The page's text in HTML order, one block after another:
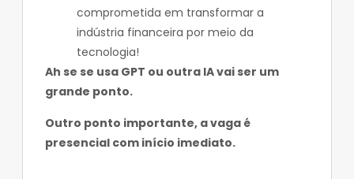
comprometida em transformar a
indústria financeira por meio da
tecnologia!
Ah se se usa GPT ou outra IA vai ser um
grande ponto.
Outro ponto importante, a vaga é
presencial com início imediato.